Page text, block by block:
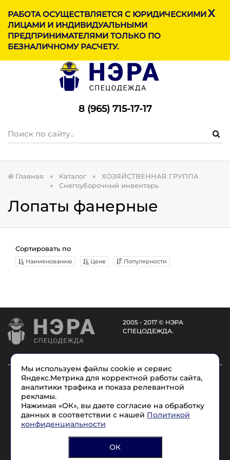
МЕНЮ
РАБОТА ОСУЩЕСТВЛЯЕТСЯ С ЮРИДИЧЕСКИМИ
ЛИЦАМИ И ИНДИВИДУАЛЬНЫМИ
ПРЕДПРИНИМАТЕЛЯМИ ТОЛЬКО ПО
БЕЗНАЛИЧНОМУ РАСЧЕТУ.
X
8 (965) 715-17-17
Главная Каталог
ХОЗЯЙСТВЕННАЯ ГРУППА
Снегоуборочный инвентарь
Лопаты фанерные
Сортировать по
Наименованию Цене Популярности
2005 - 2017 © НЭРА
СПЕЦОДЕЖДА.
Каталог Услуги О компании
Доставка
Размеры
Условные обозначения Контакты
8 (965) 715-17-17
Согласие на обработку персональных данных
Мы используем файлы cookie и сервис
Яндекс.Метрика для корректной работы сайта,
аналитики трафика и показа релевантной
рекламы.
Нажимая «ОК», вы даете согласие на обработку
данных в соответствии с нашей Политикой
конфиденциальности
ОК